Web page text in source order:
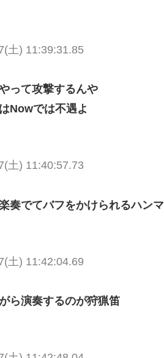
土) 11:39:31.85
って攻撃するんや
Nowでは不遇よ
土) 11:40:57.73
奏でてバフをかけられるハン
土) 11:42:04.69
ら演奏するのが狩猟笛